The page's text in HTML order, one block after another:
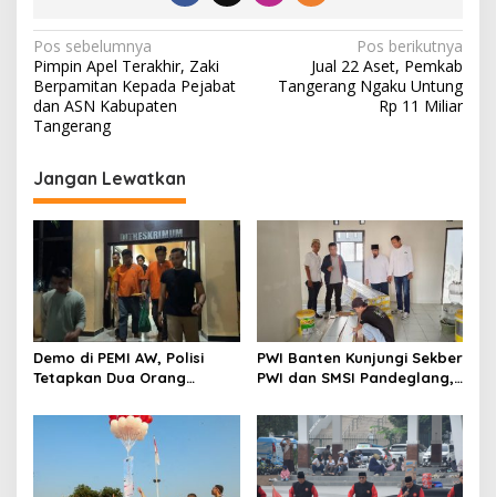
N
a
v
i
g
a
s
i
p
o
s
Pos sebelumnya
Pimpin Apel Terakhir, Zaki
Berpamitan Kepada Pejabat
dan ASN Kabupaten
Tangerang
Pos berikutnya
Jual 22 Aset, Pemkab
Tangerang Ngaku Untung
Rp 11 Miliar
Jangan Lewatkan
Demo di PEMI AW, Polisi
Tetapkan Dua Orang
PWI Banten Kunjungi Sekber
PWI dan SMSI Pandeglang,
Konferensi Organisasi